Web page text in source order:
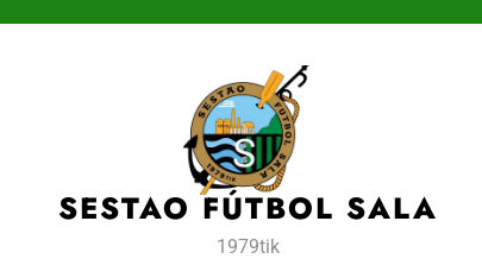
SESTAO FÚTBOL SALA
1979tik